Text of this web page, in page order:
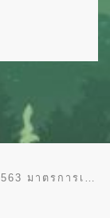
ทส 1610.148/1637 วันที่ 15 มิถุนายน 2563 มาตรการเร่งรัดติดตามการใช้จ่ายงบประมาณ ประจำปีงบประมาณ พ.ศ. 2563 กรมป่าไม้ ประจำเดือน พฤษภาคม 2563